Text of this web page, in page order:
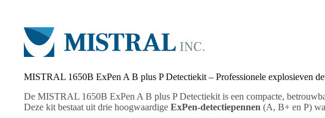
MISTRAL 1650B ExPen A B plus P Detectiekit – Professionele explosieven
De MISTRAL 1650B ExPen A B plus P Detectiekit is een compacte,
Deze kit bestaat uit drie hoogwaardige ExPen-detectiepennen (A, B+ en P)